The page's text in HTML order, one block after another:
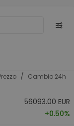
/ Cambio 24h
56093.00 EUR
+0.50%